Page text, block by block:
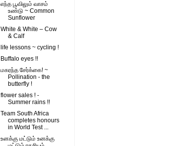
எந்த பூவிலும் வாசம்
உண்டு ~ Common
Sunflower
White & White – Cow
& Calf
life lessons ~ cycling !
Buffalo eyes !!
மகரந்த சேர்க்கை! ~
Pollination - the
butterfly !
flower sales ! -
Summer rains !!
Team South Africa
completes honours
in World Test ...
உனக்கு மட்டும் உனக்கு